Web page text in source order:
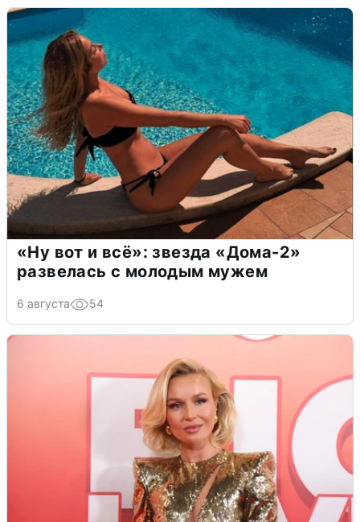
«Ну вот и всё»: звезда «Дома-2»
развелась с молодым мужем
6 августа 54